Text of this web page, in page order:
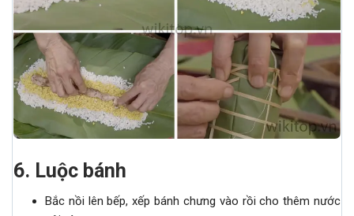
6. Luộc bánh
Bắc nồi lên bếp, xếp bánh chưng vào rồi cho thêm nước